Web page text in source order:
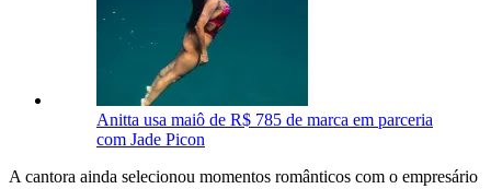
Anitta usa maiô de R$ 785 de marca em parceria
com Jade Picon
A cantora ainda selecionou momentos românticos com o empresário